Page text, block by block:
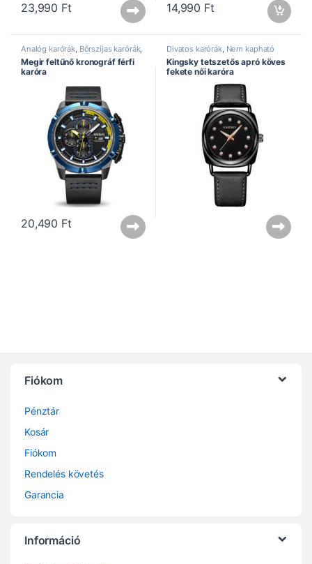
23,990 Ft 14,990 Ft
Analóg karórák Bőrszíjas karórák,
Divatos karórák, Férfi karórák
Kronográf karórák,Megir óra,
Sportos karórák
Megir feltűnő kronográf férfi
karóra
20,490 Ft
Divatos karórák, Nem kapható
Kingsky tetszetős apró köves
fekete női karóra
Fiókom
Pénztár
Kosár
Fiókom
Rendelés követés
Garancia
Információ